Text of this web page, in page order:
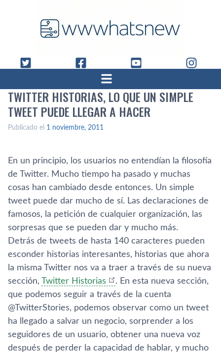
TWITTER HISTORIAS, LO QUE UN SIMPLE
TWEET PUEDE LLEGAR A HACER
Publicado el 1 noviembre, 2011
En un principio, los usuarios no entendí­an la filosofí­a
de Twitter. Mucho tiempo ha pasado y muchas
cosas han cambiado desde entonces. Un simple
tweet puede dar mucho de sí­. Las declaraciones de
famosos, la petición de cualquier organización, las
sorpresas que se pueden dar y mucho más.
Detrás de tweets de hasta 140 caracteres pueden
esconder historias interesantes, historias que ahora
la misma Twitter nos va a traer a través de su nueva
sección, Twitter Historias
. En esta nueva sección,
que podemos seguir a través de la cuenta
@TwitterStories, podemos observar como un tweet
ha llegado a salvar un negocio, sorprender a los
seguidores de un usuario, obtener una nueva voz
después de perder la capacidad de hablar, y mucho